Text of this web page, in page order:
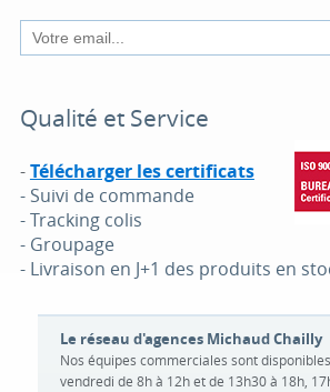
Qualité et Service
-Télécharger les certificats
- Suivi de commande
- Tracking colis
- Groupage
- Livraison en J+1 des produits en
Le réseau d'agences Michaud Chailly
Nos équipes commerciales sont
vendredi de 8h à 12h et de 13h30 à 18h,